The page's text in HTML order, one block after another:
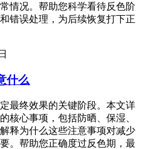
情况。帮助您科学看待反色阶
错误处理，为后续恢复打下正
什么
最终效果的关键阶段。本文详
核心事项，包括防晒、保湿、
释为什么这些注意事项对减少
。帮助您正确度过反色期，最